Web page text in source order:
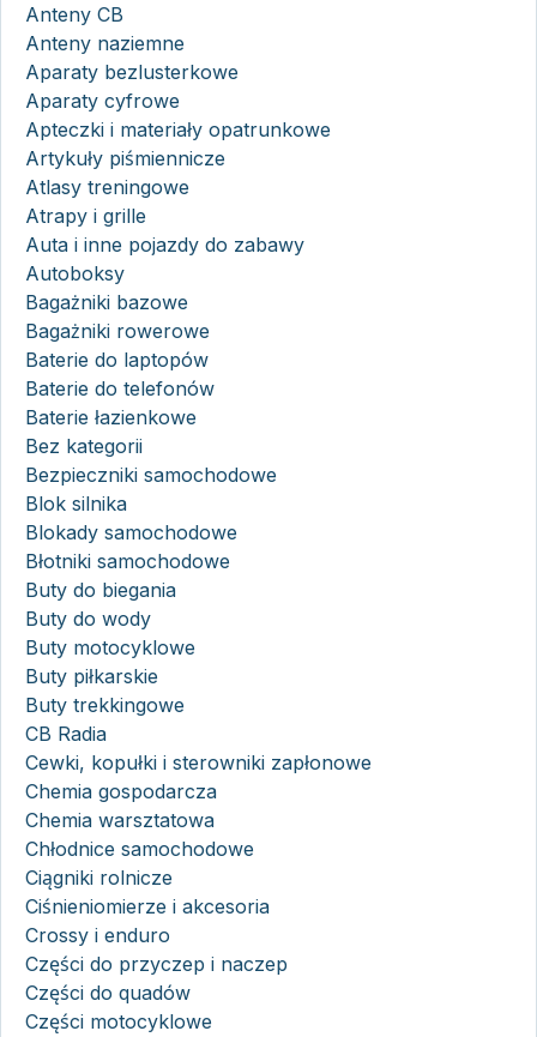
Anteny CB
Anteny naziemne
Aparaty bezlusterkowe
Aparaty cyfrowe
Apteczki i materiały opatrunkowe
Artykuły piśmiennicze
Atlasy treningowe
Atrapy i grille
Auta i inne pojazdy do zabawy
Autoboksy
Bagażniki bazowe
Bagażniki rowerowe
Baterie do laptopów
Baterie do telefonów
Baterie łazienkowe
Bez kategorii
Bezpieczniki samochodowe
Blok silnika
Blokady samochodowe
Błotniki samochodowe
Buty do biegania
Buty do wody
Buty motocyklowe
Buty piłkarskie
Buty trekkingowe
CB Radia
Cewki, kopułki i sterowniki zapłonowe
Chemia gospodarcza
Chemia warsztatowa
Chłodnice samochodowe
Ciągniki rolnicze
Ciśnieniomierze i akcesoria
Crossy i enduro
Części do przyczep i naczep
Części do quadów
Części motocyklowe